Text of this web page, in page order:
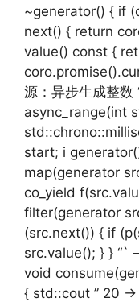
~generator() { if
next() { return
value() const {
源：异步生成整
async_range(int
start; i
map(generator
co_yield
filter(generator
(src.next()) { if
src.value(); } } “`
void
{ std::cout ” 20 -